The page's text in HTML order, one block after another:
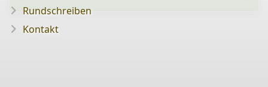
Rundschreiben
Kontakt